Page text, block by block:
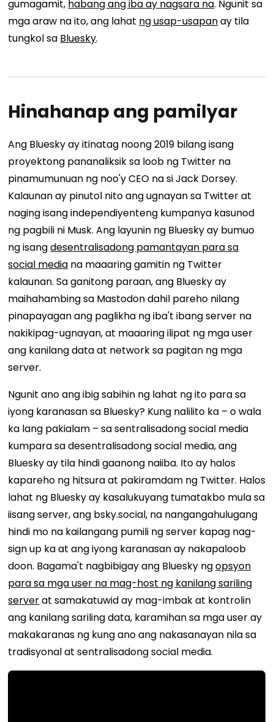
gumagamit, habang ang iba ay nagsara na. Ngunit sa
mga araw na ito, ang lahat ng usap-usapanay tila
tungkol sa Bluesky.
Hinahanap ang pamilyar
Ang Bluesky ay itinatag noong 2019 bilang isang
proyektong pananaliksik sa loob ng Twitter na
pinamumunuan ng noo'y CEO na si Jack Dorsey.
Kalaunan ay pinutol nito ang ugnayan sa Twitter at
naging isang independiyenteng kumpanya kasunod
ng pagbili ni Musk. Ang layunin ng Bluesky ay bumuo
ng isangdesentralisadong pamantayan para sa
social media na maaaring gamitin ng Twitter
kalaunan. Sa ganitong paraan, ang Bluesky ay
maihahambing sa Mastodon dahil pareho nilang
pinapayagan ang paglikha ng iba't ibang server na
nakikipag-ugnayan, at maaaring ilipat ng mga user
ang kanilang data at network sa pagitan ng mga
server.
Ngunit ano ang ibig sabihin ng lahat ng ito para sa
iyong karanasan sa Bluesky? Kung nalilito ka – o wala
ka lang pakialam – sa sentralisadong social media
kumpara sa desentralisadong social media, ang
Bluesky ay tila hindi gaanong naiiba. Ito ay halos
kapareho ng hitsura at pakiramdam ng Twitter. Halos
lahat ng Bluesky ay kasalukuyang tumatakbo mula sa
iisang server, ang bsky.social, na nangangahulugang
hindi mo na kailangang pumili ng server kapag nag-
sign up ka at ang iyong karanasan ay nakapaloob
doon. Bagama't nagbibigay ang Bluesky ngopsyon
para sa mga user na mag-host ng kanilang sariling
serverat samakatuwid ay mag-imbak at kontrolin
ang kanilang sariling data, karamihan sa mga user ay
makakaranas ng kung ano ang nakasanayan nila sa
tradisyonal at sentralisadong social media.